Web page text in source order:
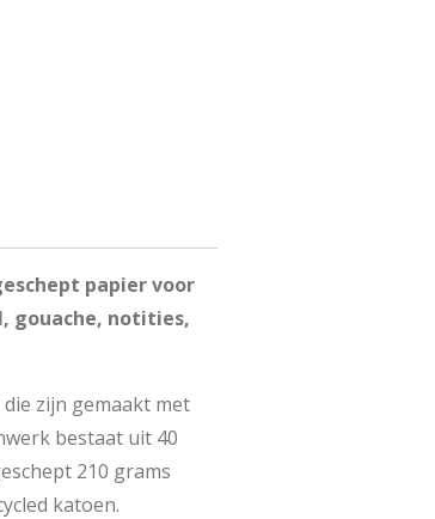
papier voor
gouache, notities,
zijn gemaakt met
bestaat uit 40
210 grams
katoen.